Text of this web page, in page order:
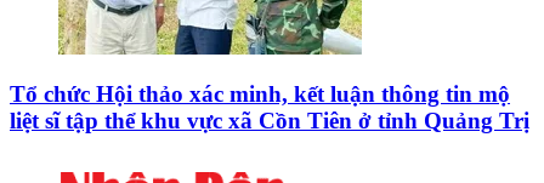
Tổ chức Hội thảo xác minh, kết luận thông tin mộ
liệt sĩ tập thể khu vực xã Cồn Tiên ở tỉnh Quảng Trị